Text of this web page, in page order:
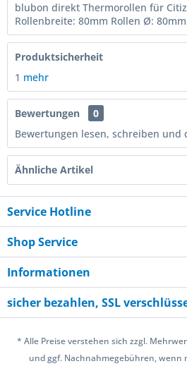
blubon direkt Thermorollen für
Rollenbreite: 80mm Rollen Ø:
Produktsicherheit
1 mehr
Bewertungen
0
Bewertungen lesen, schreiben und
Ähnliche Artikel
Service Hotline
Shop Service
Informationen
sicher bezahlen, SSL
* Alle Preise verstehen sich zzgl.
und ggf. Nachnahmegebühren, wenn